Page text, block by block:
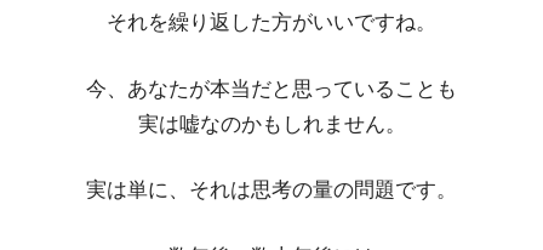
それを繰り返した方がいいですね。
今、あなたが本当だと思っていることも
実は嘘なのかもしれません。
実は単に、それは思考の量の問題です。